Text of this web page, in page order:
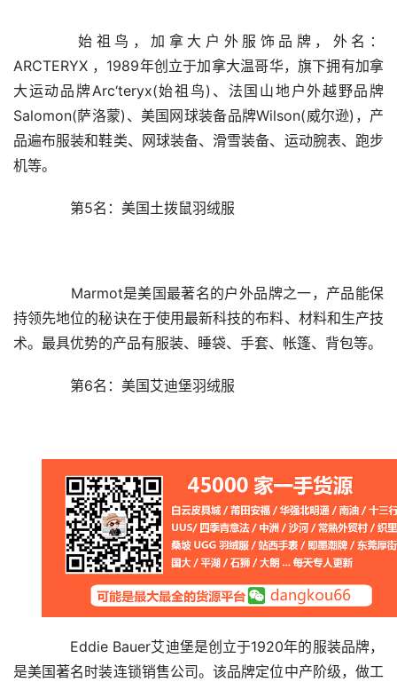
始祖鸟，加拿大户外服饰品牌，外名：
ARCTERYX ，1989年创立于加拿大温哥华，旗下拥有加拿
大运动品牌Arc‘teryx(始祖鸟)、法国山地户外越野品牌
Salomon(萨洛蒙)、美国网球装备品牌Wilson(威尔逊)，产
品遍布服装和鞋类、网球装备、滑雪装备、运动腕表、跑步
机等。
第5名：美国土拨鼠羽绒服
Marmot是美国最著名的户外品牌之一，产品能保
持领先地位的秘诀在于使用最新科技的布料、材料和生产技
术。最具优势的产品有服装、睡袋、手套、帐篷、背包等。
第6名：美国艾迪堡羽绒服
Eddie Bauer艾迪堡是创立于1920年的服装品牌，
是美国著名时装连锁销售公司。该品牌定位中产阶级，做工